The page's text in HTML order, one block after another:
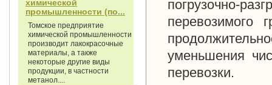
химической
промышленности (по...
Томское предприятие
химической промышленности
производит лакокрасочные
материалы, а также
некоторые другие виды
продукции, в частности
метанол....
погрузочно-
уменьшения
перевозки.